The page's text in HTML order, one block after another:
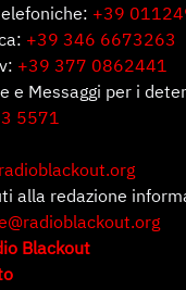
+39
+39 346 6673263
+39 377 0862441
e Messaggi per i
5571
alla redazione
Blackout